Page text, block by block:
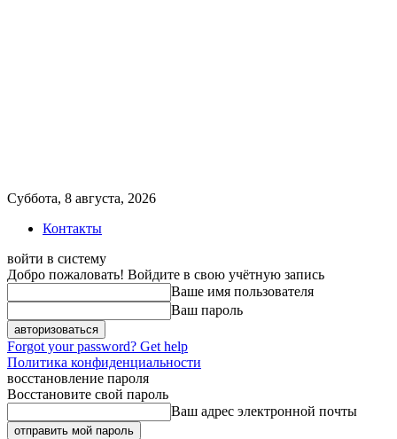
Суббота, 8 августа, 2026
Контакты
войти в систему
Добро пожаловать! Войдите в свою учётную запись
Ваше имя пользователя
Ваш пароль
Forgot your password? Get help
Политика конфиденциальности
восстановление пароля
Восстановите свой пароль
Ваш адрес электронной почты